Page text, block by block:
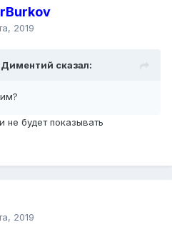
2019
Диментий сказал:
не будет показывать
2019